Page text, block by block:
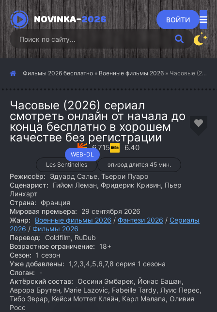
NOVINKA-2026 ВОЙТИ
Фильмы 2026 бесплатно » Военные фильмы 2026 » Часовые (2026)
Часовые (2026) сериал
смотреть онлайн от начала до
конца бесплатно в хорошем
качестве без регистрации
WEB-DL
6.715 6.40
Les Sentinelles эпизод длится 45 мин.
Режиссёр:
Эдуард Салье, Тьерри Пуаро
Сценарист:
Гийом Леман, Фридерик Кривин, Пьер
Линхарт
Страна:
Франция
Мировая премьера:
29 сентября 2026
Жанр:
Военные фильмы 2026 / Фэнтези 2026 / Сериалы
2026 / Фильмы 2026
Перевод:
Coldfilm, RuDub
Возрастное ограничение:
18+
Сезон:
1 сезон
Уже добавлены:
1,2,3,4,5,6,7,8 серия 1 сезона
Слоган:
-
Актёрский состав:
Оссини Эмбарек, Йонас Башан,
Аврора Брутен, Marie Lazovic, Fabeille Tardy, Луис Перес,
Тибо Эврар, Кейси Моттет Кляйн, Карл Малапа, Оливия
Росс